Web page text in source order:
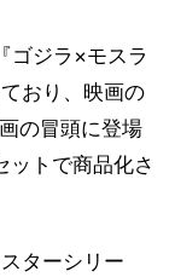
ゴジラ×モスラ
おり、映画の
の冒頭に登場
ットで商品化さ
ターシリー